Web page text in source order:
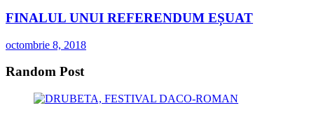
FINALUL UNUI REFERENDUM EȘUAT
octombrie 8, 2018
Random Post